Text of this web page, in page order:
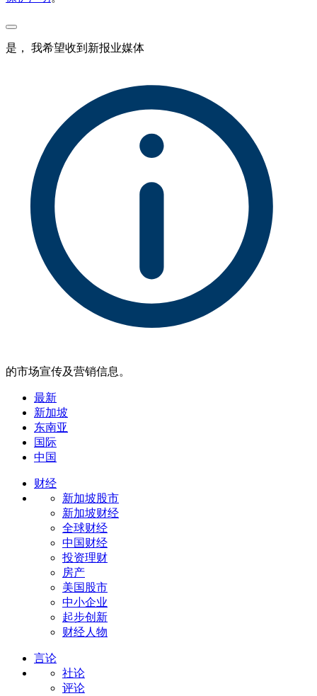
是， 我希望收到新报业媒体
的市场宣传及营销信息。
最新
新加坡
东南亚
国际
中国
财经
新加坡股市
新加坡财经
全球财经
中国财经
投资理财
房产
美国股市
中小企业
起步创新
财经人物
言论
社论
评论